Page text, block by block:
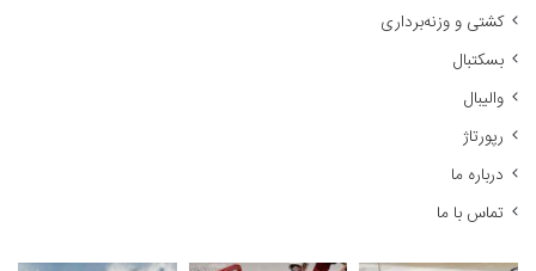
کشتی و وزنه‌برداری
بسکتبال
والیبال
رپورتاژ
درباره ما
تماس با ما